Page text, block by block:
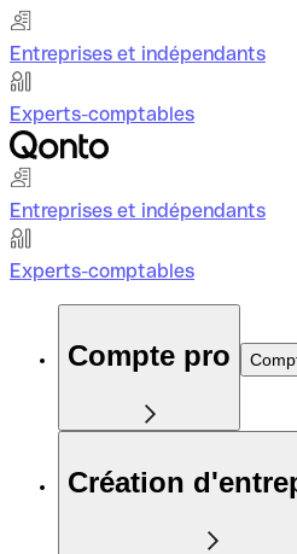
Entreprises et indépendants
Experts-comptables
Entreprises et indépendants
Experts-comptables
Compte pro
Création